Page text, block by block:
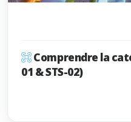
Comprendre la
01 & STS-02)